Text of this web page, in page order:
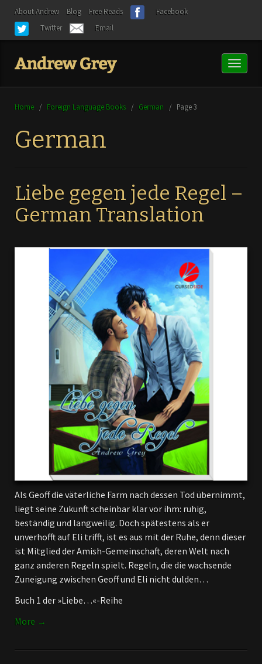
About Andrew Blog Free Reads
Facebook
Twitter
Email
Toggle
Home / Foreign Language Books / German / Page 3
German
Liebe gegen jede Regel –
German Translation
Als Geoff die väterliche Farm nach dessen Tod übernimmt,
liegt seine Zukunft scheinbar klar vor ihm: ruhig,
beständig und langweilig. Doch spätestens als er
unverhofft auf Eli trifft, ist es aus mit der Ruhe, denn dieser
ist Mitglied der Amish-Gemeinschaft, deren Welt nach
ganz anderen Regeln spielt. Regeln, die die wachsende
Zuneigung zwischen Geoff und Eli nicht dulden…
Buch 1 der »Liebe…«-Reihe
More →